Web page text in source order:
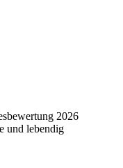
2026
und lebendig